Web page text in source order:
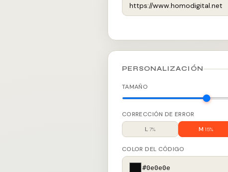
PERSONALIZACIÓN
TAMAÑO
CORRECCIÓN DE ERROR
L 7% M15%
COLOR DEL CÓDIGO
#0e0e0e